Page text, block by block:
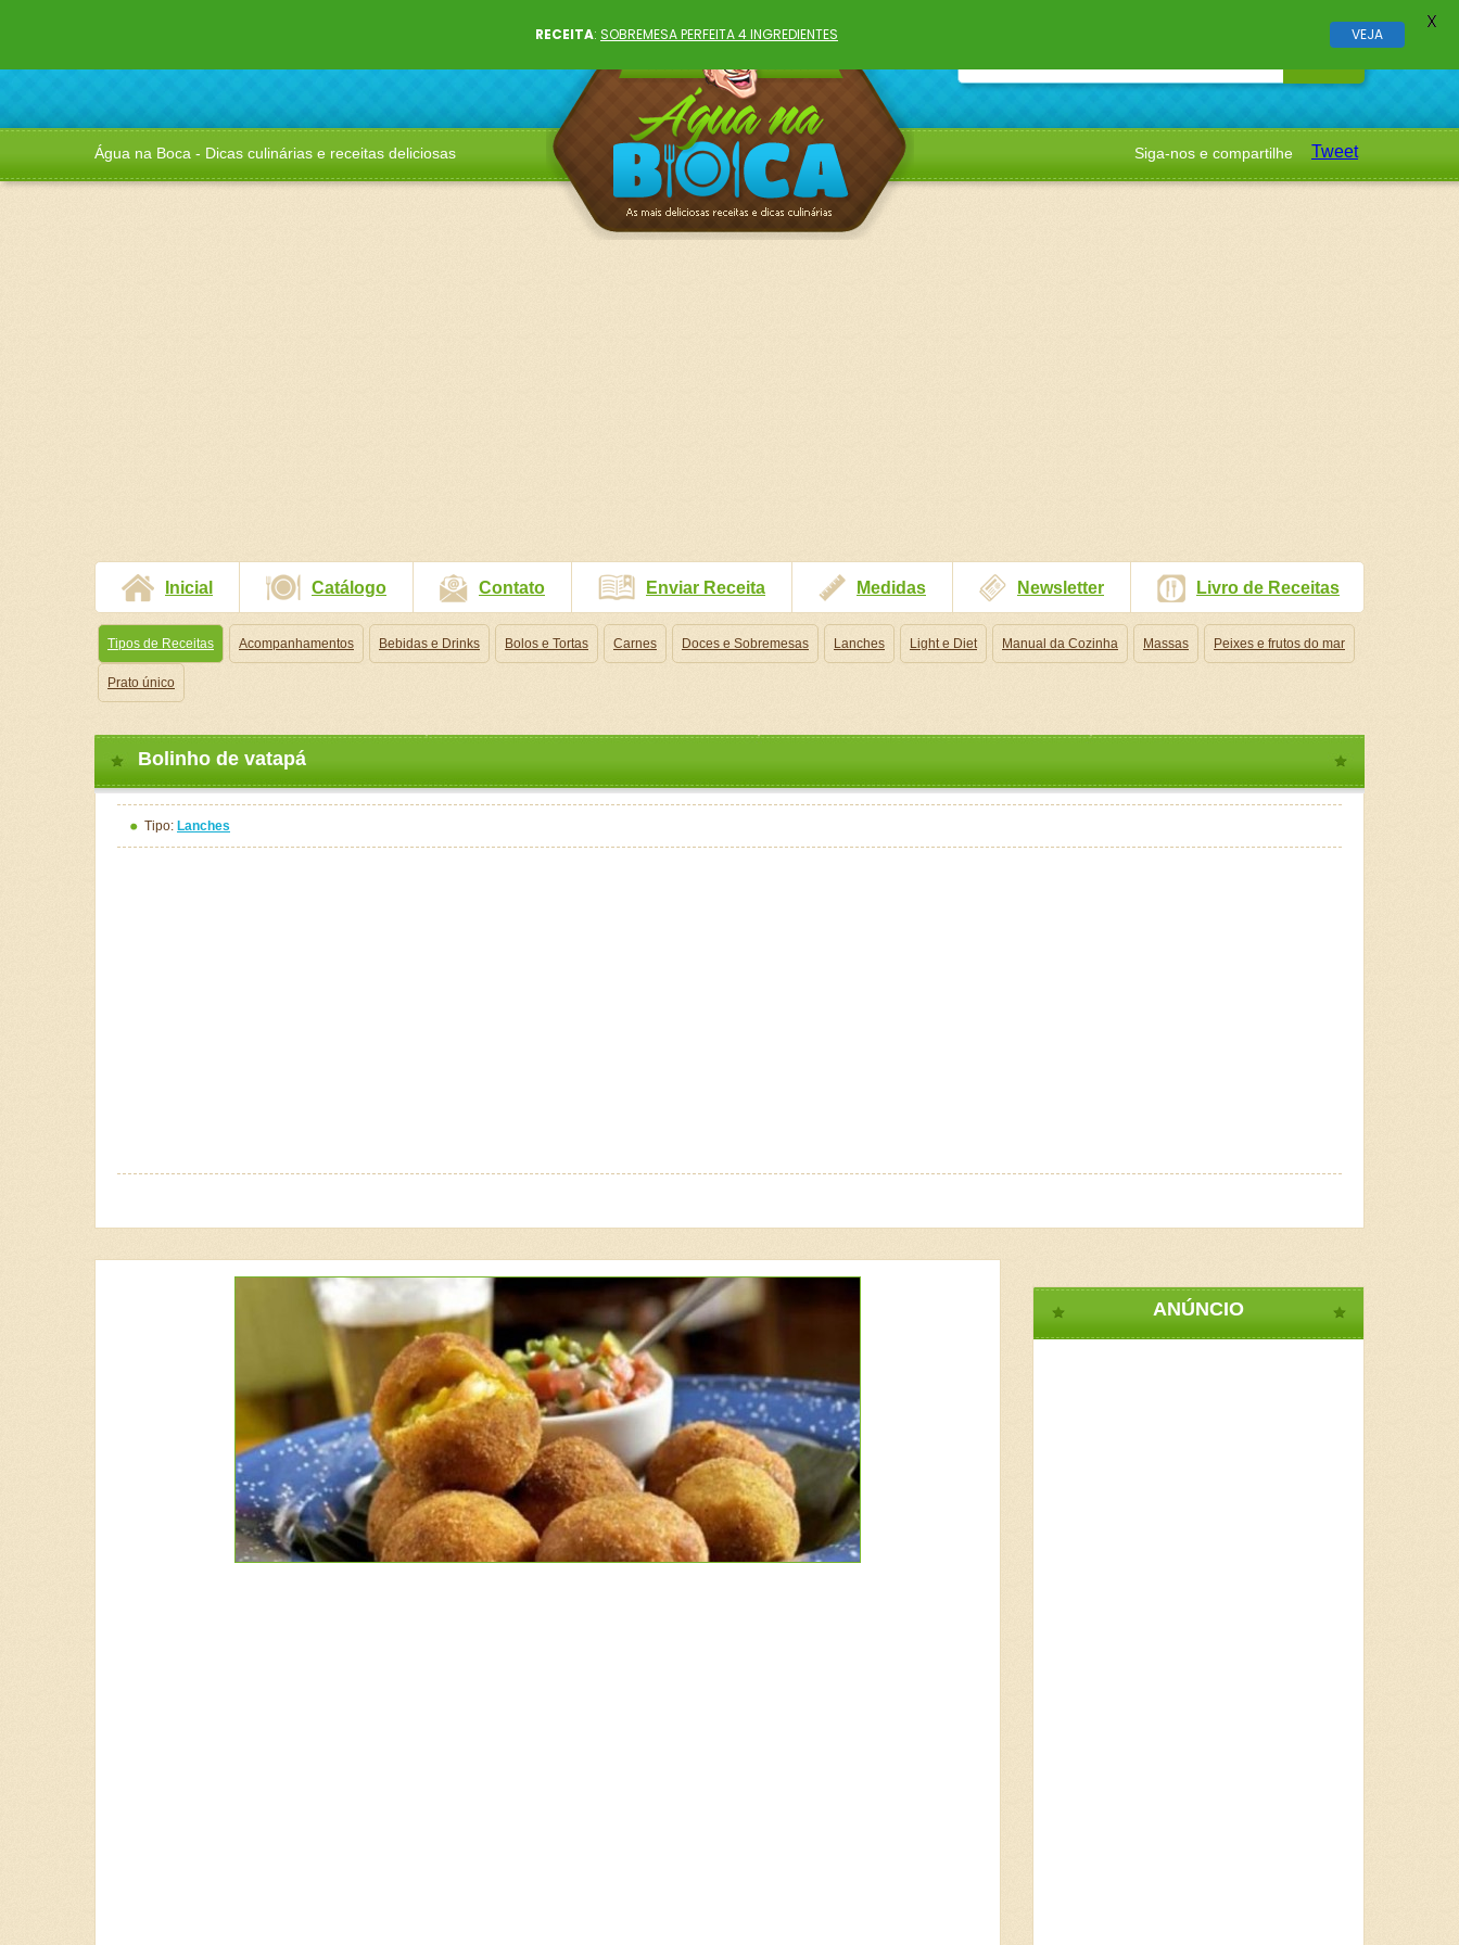
Água na Boca - Dicas culinárias e receitas deliciosas Siga-nos e compartilhe Tweet
Inicial Catálogo Contato Enviar Receita Medidas Newsletter Livro de Receitas
Tipos de Receitas Acompanhamentos Bebidas e Drinks Bolos e Tortas Carnes Doces e Sobremesas Lanches Light e Diet Manual da Cozinha Massas Peixes e frutos do mar
Prato único
Bolinho de vatapá
Tipo: Lanches
ANÚNCIO
RECEITA: SOBREMESA PERFEITA 4 INGREDIENTES VEJA
X